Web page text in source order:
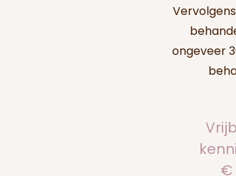
ongeveer
€